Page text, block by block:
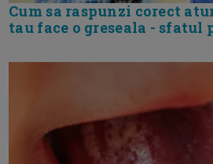
Cum sa raspunzi corect
tau face o greseala -